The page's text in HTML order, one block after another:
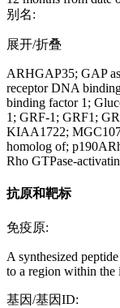
别名:
展开/折叠
ARHGAP35; GAP
receptor DNA
binding factor 1;
1; GRF-1; GRF1;
KIAA1722;
homolog of;
Rho GTPase-
抗原和靶标
免疫原:
A synthesized
to a region within the
基因/基因ID: